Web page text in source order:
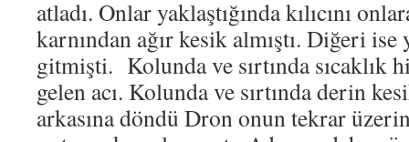
atladı. Onlar yaklaştığında kılıcını
karnından ağır kesik almıştı. Diğeri ise
gitmişti. Kolunda ve sırtında sıcaklık
gelen acı. Kolunda ve sırtında derin
arkasına döndü Dron onun tekrar